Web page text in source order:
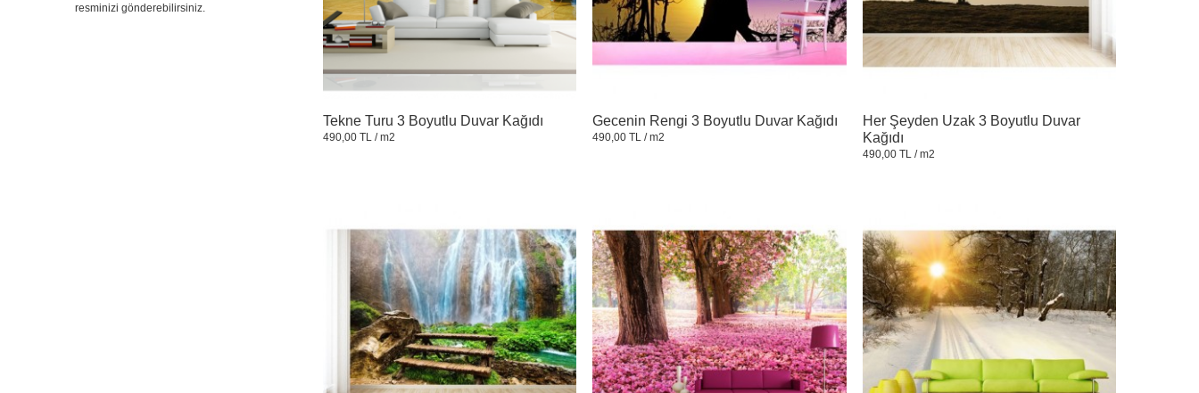
Tekne Turu 3 Boyutlu Duvar Kağıdı
490,00 TL / m2
Gecenin Rengi 3 Boyutlu Duvar Kağıdı
490,00 TL / m2
Her Şeyden Uzak 3 Boyutlu Duvar
Kağıdı
490,00 TL/ m2
resminizi gönderebilirsiniz.